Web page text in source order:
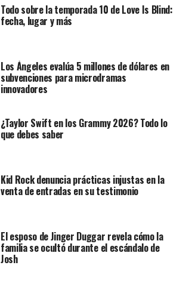
Todo sobre la temporada 10 de Love Is Blind:
fecha, lugar y más
Los Ángeles evalúa 5 millones de dólares en
subvenciones para microdramas
innovadores
¿Taylor Swift en los Grammy 2026? Todo lo
que debes saber
Kid Rock denuncia prácticas injustas en la
venta de entradas en su testimonio
El esposo de Jinger Duggar revela cómo la
familia se ocultó durante el escándalo de
Josh